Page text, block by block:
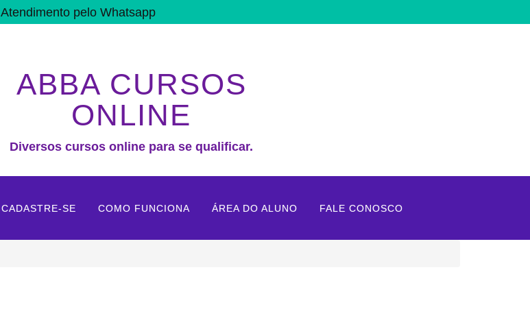
Atendimento pelo Whatsapp
ABBA CURSOS
ONLINE
Diversos cursos online para se qualificar.
CADASTRE-SE COMO FUNCIONA ÁREA DO ALUNO FALE CONOSCO